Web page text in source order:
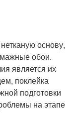
основу,
обои.
является их
поклейка
подготовки
на этапе